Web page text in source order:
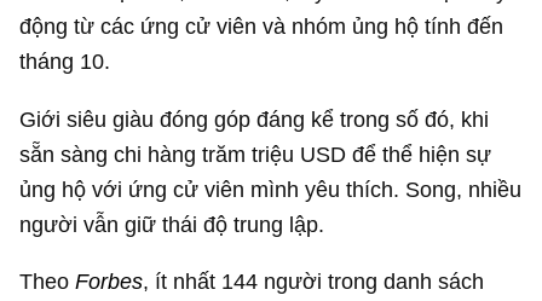
động từ các ứng cử viên và nhóm ủng hộ tính đến
tháng 10.
Giới siêu giàu đóng góp đáng kể trong số đó, khi
sẵn sàng chi hàng trăm triệu USD để thể hiện sự
ủng hộ với ứng cử viên mình yêu thích. Song, nhiều
người vẫn giữ thái độ trung lập.
TheoForbes, ít nhất 144 người trong danh sách